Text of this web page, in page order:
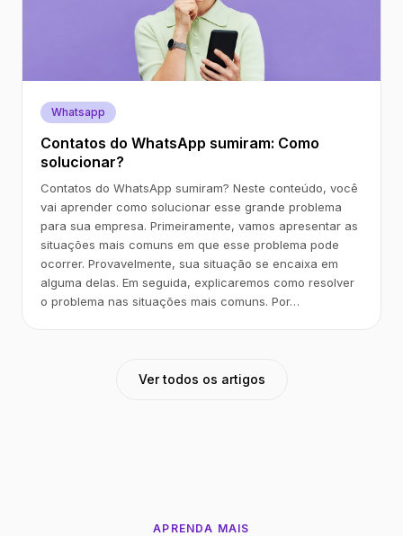
Whatsapp
Contatos do WhatsApp sumiram: Como
solucionar?
Contatos do WhatsApp sumiram? Neste conteúdo, você
vai aprender como solucionar esse grande problema
para sua empresa. Primeiramente, vamos apresentar as
situações mais comuns em que esse problema pode
ocorrer. Provavelmente, sua situação se encaixa em
alguma delas. Em seguida, explicaremos como resolver
o problema nas situações mais comuns. Por…
Ver todos os artigos
APRENDA MAIS